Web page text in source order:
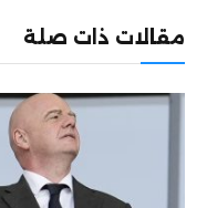
مقالات ذات صلة